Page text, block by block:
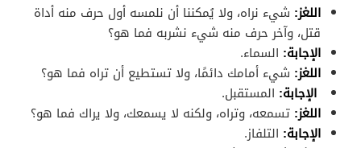
اللغز: شيء نراه، ولا يُمكننا أن نلمسه أول حرف منه أداة
قتل، وآخر حرف منه شيء نشربه فما هو؟
الإجابة: السماء.
اللغز: شيء أمامك دائمًا، ولا تستطيع أن تراه فما هو؟
الإجابة: المستقبل.
اللغز: تسمعه، وتراه، ولكنه لا يسمعك، ولا يراك فما هو؟
الإجابة: التلفاز.